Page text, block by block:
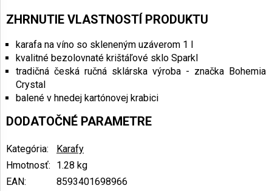
ZHRNUTIE VLASTNOSTÍ PRODUKTU
karafa na víno so skleneným uzáverom 1 l
kvalitné bezolovnaté krištáľové sklo Sparkl
tradičná česká ručná sklárska výroba - značka Bohemia
Crystal
balené v hnedej kartónovej krabici
DODATOČNÉ PARAMETRE
Kategória:
Karafy
Hmotnosť:
1.28 kg
EAN:
8593401698966